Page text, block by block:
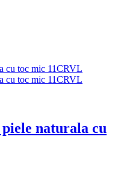
naturala cu